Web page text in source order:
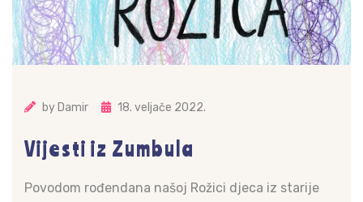
by Damir 18. veljače 2022.
Vijesti iz Zumbula
Povodom rođendana našoj Rožici djeca iz starije